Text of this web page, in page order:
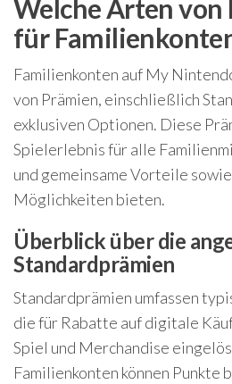
Welche Arten von
für
Familienkonten auf My
von Prämien, einschließlich
exklusiven Optionen. Diese
Spielerlebnis für alle
und gemeinsame Vorteile
Möglichkeiten bieten.
Überblick über die
Standardprämien
Standardprämien umfassen
die für Rabatte auf digitale
Spiel und Merchandise
Familienkonten können Punkte